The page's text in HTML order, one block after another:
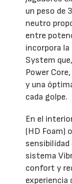
un peso de
neutro
entre
incorpora la
System
Power
y una
cada golpe.
En el
(HD Foam)
sensibilidad
sistema
confort y
experiencia